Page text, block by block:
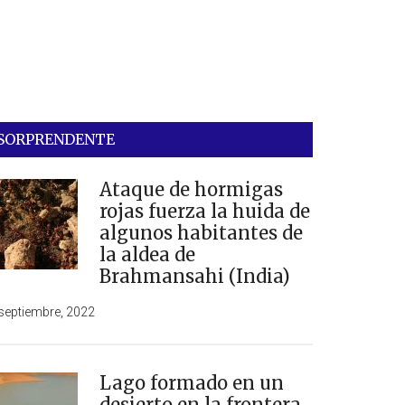
Ataque de hormigas
rojas fuerza la huida de
algunos habitantes de
la aldea de
Brahmansahi (India)
2022
Lago formado en un